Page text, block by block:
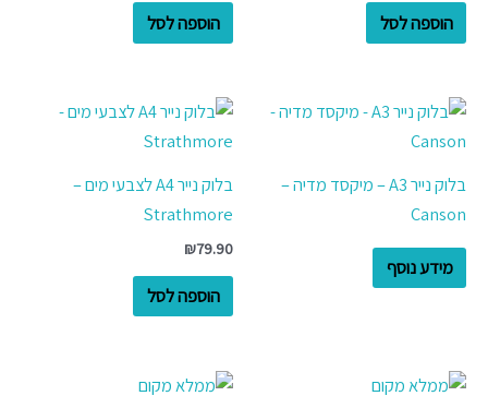
הוספה לסל הוספה לסל
בלוק נייר A3 – מיקסד מדיה –
Canson
מידע נוסף
בלוק נייר A4 לצבעי מים –
Strathmore
₪79.90
הוספה לסל